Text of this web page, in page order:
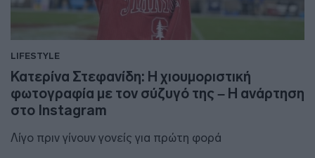
LIFESTYLE
Κατερίνα Στεφανίδη: Η χιουμοριστική
φωτογραφία με τον σύζυγό της – Η ανάρτηση
στο Instagram
Λίγο πριν γίνουν γονείς για πρώτη φορά